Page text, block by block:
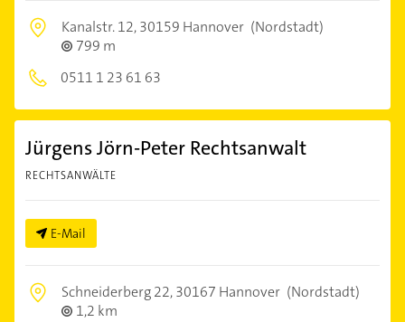
Kanalstr. 12,30159 Hannover (Nordstadt)
799 m
0511 1 23 61 63
Jürgens Jörn-Peter Rechtsanwalt
RECHTSANWÄLTE
E-Mail
Schneiderberg 22,30167 Hannover (Nordstadt)
1,2 km